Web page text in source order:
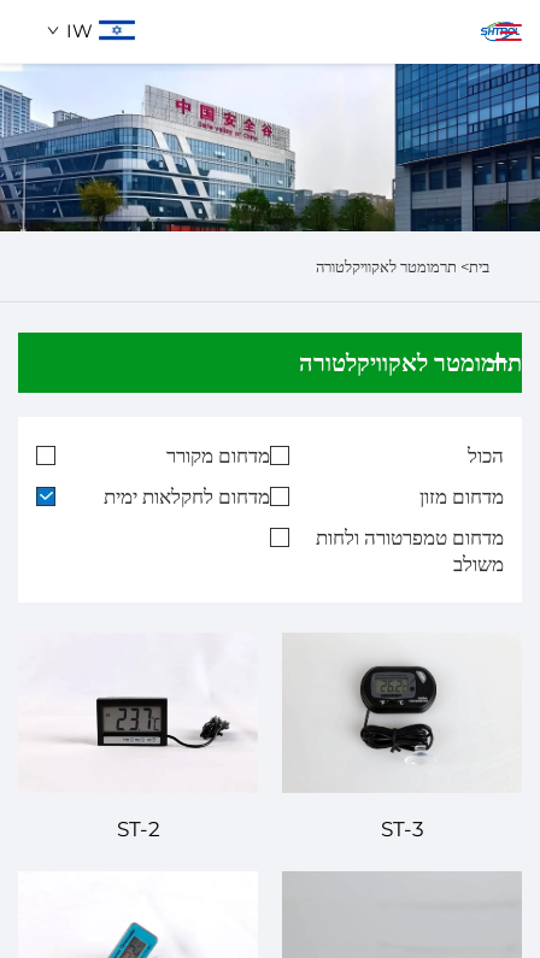
IW
אודותינו
מוצרים
חיפוש
בית> תרמומטר לאקוויקלטורה
תרמומטר לאקוויקלטורה
הכול
מדחום מקורר
מדחום מזון
מדחום לחקלאות ימית
מדחום טמפרטורה ולחות
משולב
ST-3
ST-2